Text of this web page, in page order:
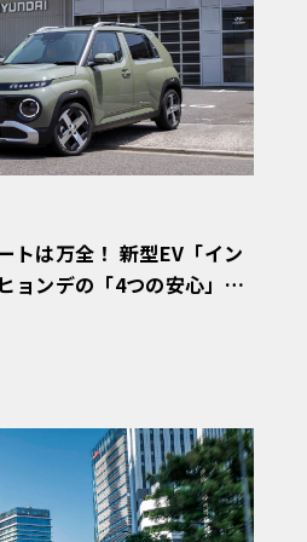
トは万全！ 新型EV「イン
ョンデの「4つの安心」
の疑問：Why? Hyunda